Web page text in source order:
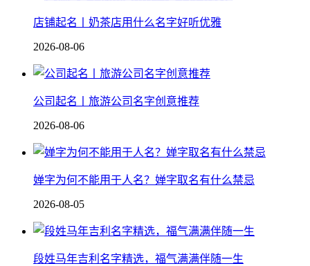
店铺起名丨奶茶店用什么名字好听优雅
2026-08-06
公司起名丨旅游公司名字创意推荐
2026-08-06
婵字为何不能用于人名？婵字取名有什么禁忌
2026-08-05
段姓马年吉利名字精选，福气满满伴随一生